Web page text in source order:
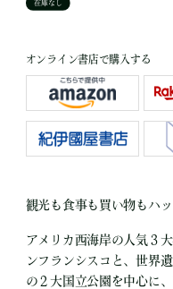
在庫なし
オンライン書店で購入する
観光も食事も買い物もハ
アメリカ西海岸の人気３
ンフランシスコと、世界
の２大国立公園を中心に